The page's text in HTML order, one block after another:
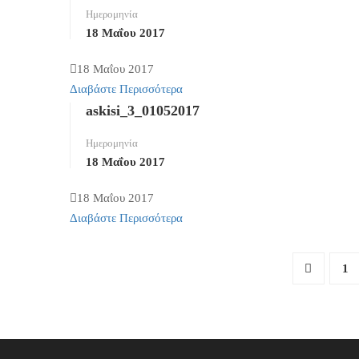
Ημερομηνία
18 Μαΐου 2017
18 Μαΐου 2017
Διαβάστε Περισσότερα
askisi_3_01052017
Ημερομηνία
18 Μαΐου 2017
18 Μαΐου 2017
Διαβάστε Περισσότερα
1